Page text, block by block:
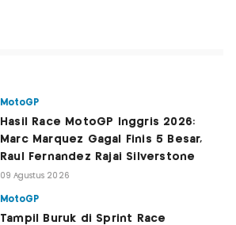
MotoGP
Hasil Race MotoGP Inggris 2026:
Marc Marquez Gagal Finis 5 Besar,
Raul Fernandez Rajai Silverstone
09 Agustus 2026
MotoGP
Tampil Buruk di Sprint Race